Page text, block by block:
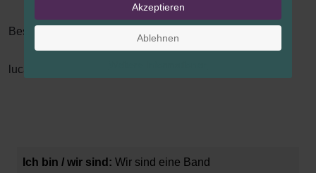
Beste Grüße
lucas
Ich bin / wir sind: Wir sind eine Band
Akzeptieren
Ablehnen